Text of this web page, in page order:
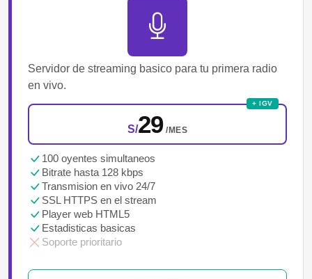
Servidor de streaming basico para tu primera radio
en vivo.
+ IGV
S/29 /MES
100 oyentes simultaneos
Bitrate hasta 128 kbps
Transmision en vivo 24/7
SSL HTTPS en el stream
Player web HTML5
Estadisticas basicas
Soporte prioritario